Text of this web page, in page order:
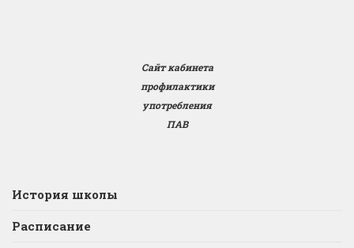
Сайт кабинета
профилактики
употребления
ПАВ
История школы
Расписание